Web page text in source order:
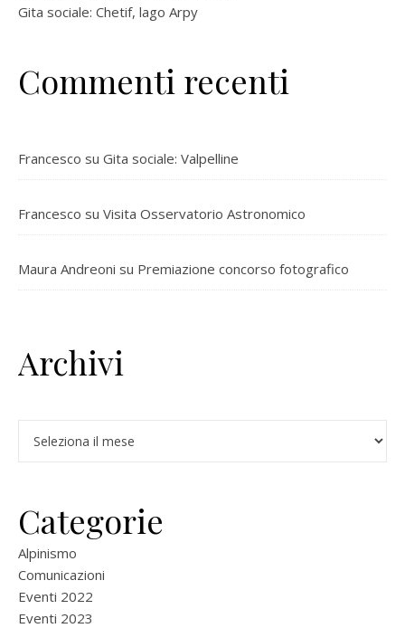
Gita sociale: Chetif, lago Arpy
Commenti recenti
Francesco su Gita sociale: Valpelline
Francesco su Visita Osservatorio Astronomico
Maura Andreoni su Premiazione concorso fotografico
Archivi
Archivi
Categorie
Alpinismo
Comunicazioni
Eventi 2022
Eventi 2023